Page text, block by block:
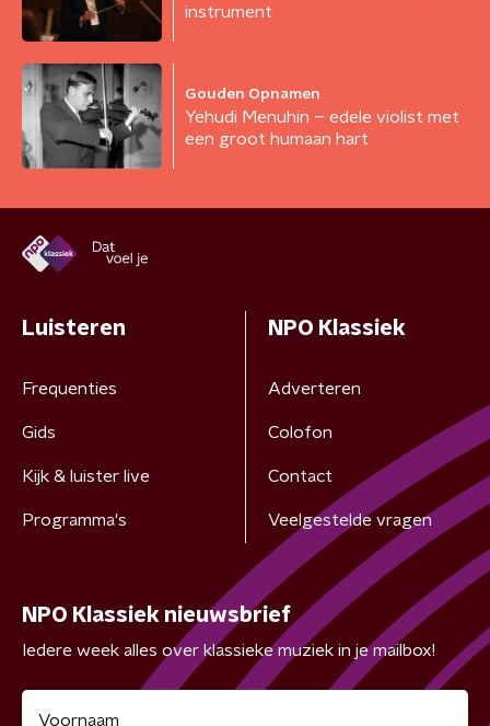
instrument
Gouden Opnamen
Yehudi Menuhin – edele violist met
een groot humaan hart
Luisteren
Frequenties
Gids
Kijk & luister live
Programma's
NPO Klassiek
Adverteren
Colofon
Contact
Veelgestelde vragen
NPO Klassiek nieuwsbrief
Iedere week alles over klassieke muziek in je mailbox!